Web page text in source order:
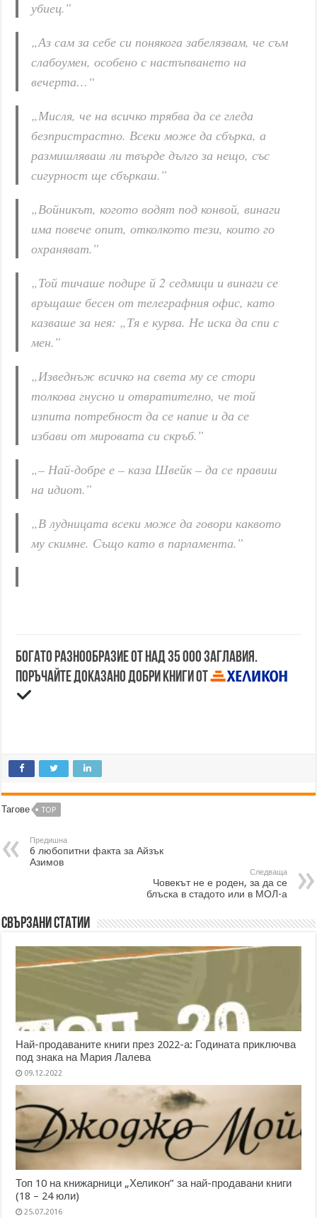
убиец.”
„Аз сам за себе си понякога забелязвам, че съм
слабоумен, особено с настъпването на
вечерта…“
„Мисля, че на всичко трябва да се гледа
безпристрастно. Всеки може да сбърка, а
размишляваш ли твърде дълго за нещо, със
сигурност ще сбъркаш.”
„Войникът, когото водят под конвой, винаги
има повече опит, отколкото тези, които го
охраняват.”
„Той тичаше подире й 2 седмици и винаги се
връщаше бесен от телеграфния офис, като
казваше за нея: „Тя е курва. Не иска да спи с
мен.”
„Изведнъж всичко на света му се стори
толкова гнусно и отвратително, че той
изпита потребност да се напие и да се
избави от мировата си скръб.”
„– Най-добре е – каза Швейк – да се правиш
на идиот.”
„В лудницата всеки може да говори каквото
му скимне. Също като в парламента.”
Богато разнообразие от над 35 000 заглавия.
Поръчайте доказано добри книги от
Тагове TOP
Предишна
6 любопитни факта за Айзък
Азимов
Следваща
Човекът не е роден, за да се
блъска в стадото или в МОЛ-а
Свързани статии
Най-продаваните книги през 2022-а: Годината приключва
под знака на Мария Лалева
09.12.2022
Топ 10 на книжарници „Хеликон” за най-продавани книги
(18 – 24 юли)
25.07.2016